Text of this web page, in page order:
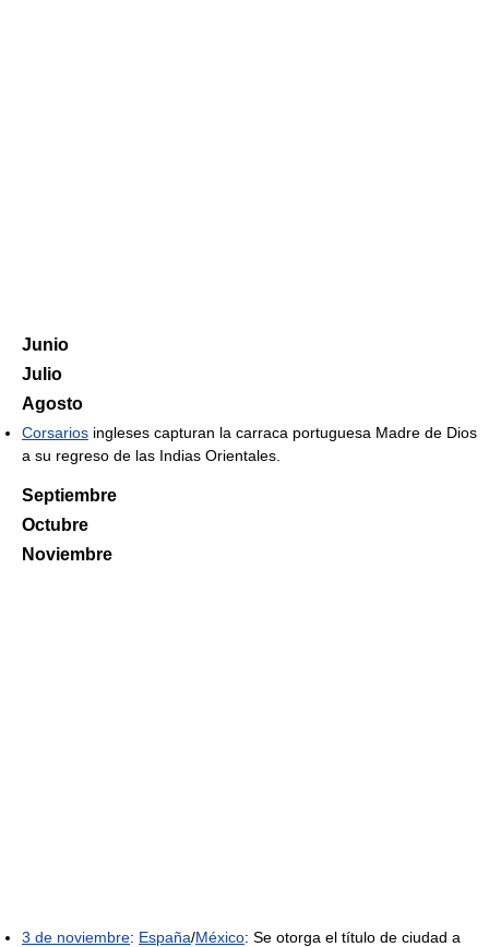
Junio
Julio
Agosto
Corsarios ingleses capturan la carraca portuguesa Madre de Dios
a su regreso de las Indias Orientales.
Septiembre
Octubre
Noviembre
3 de noviembre: España/México: Se otorga el título de ciudad a